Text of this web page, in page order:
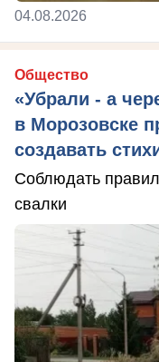
04.08.2026
Общество
«Убрали - а
в Морозовске
создавать
Соблюдать
свалки